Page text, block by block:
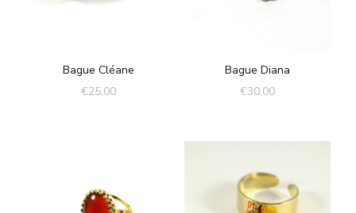
Bague Cléane
€25,00
Bague Diana
€30,00